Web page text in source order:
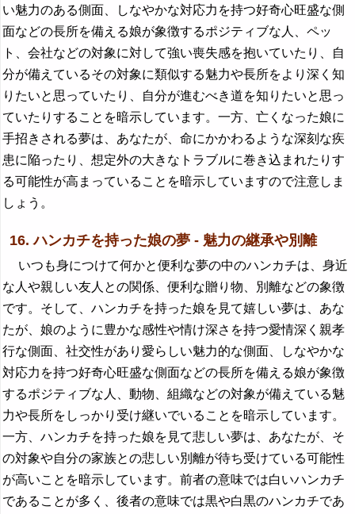
い魅力のある側面、しなやかな対応力を持つ好奇心旺盛な側
面などの長所を備える娘が象徴するポジティブな人、ペッ
ト、会社などの対象に対して強い喪失感を抱いていたり、自
分が備えているその対象に類似する魅力や長所をより深く知
りたいと思っていたり、自分が進むべき道を知りたいと思っ
ていたりすることを暗示しています。一方、亡くなった娘に
手招きされる夢は、あなたが、命にかかわるような深刻な疾
患に陥ったり、想定外の大きなトラブルに巻き込まれたりす
る可能性が高まっていることを暗示していますので注意しま
しょう。
16. ハンカチを持った娘の夢 - 魅力の継承や別離
いつも身につけて何かと便利な夢の中のハンカチは、身近
な人や親しい友人との関係、便利な贈り物、別離などの象徴
です。そして、ハンカチを持った娘を見て嬉しい夢は、あな
たが、娘のように豊かな感性や情け深さを持つ愛情深く親孝
行な側面、社交性があり愛らしい魅力的な側面、しなやかな
対応力を持つ好奇心旺盛な側面などの長所を備える娘が象徴
するポジティブな人、動物、組織などの対象が備えている魅
力や長所をしっかり受け継いでいることを暗示しています。
一方、ハンカチを持った娘を見て悲しい夢は、あなたが、そ
の対象や自分の家族との悲しい別離が待ち受けている可能性
が高いことを暗示しています。前者の意味では白いハンカチ
であることが多く、後者の意味では黒や白黒のハンカチであ